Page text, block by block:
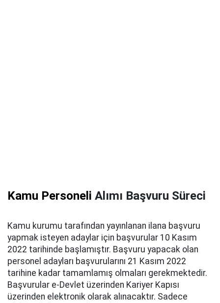
Kamu Personeli Alımı Başvuru Süreci
Kamu kurumu tarafından yayınlanan ilana başvuru
yapmak isteyen adaylar için başvurular 10 Kasım
2022 tarihinde başlamıştır. Başvuru yapacak olan
personel adayları başvurularını 21 Kasım 2022
tarihine kadar tamamlamış olmaları gerekmektedir.
Başvurular e-Devlet üzerinden Kariyer Kapısı
üzerinden elektronik olarak alınacaktır. Sadece